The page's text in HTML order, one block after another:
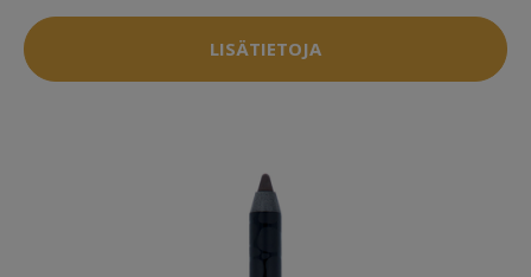
LISÄTIETOJA